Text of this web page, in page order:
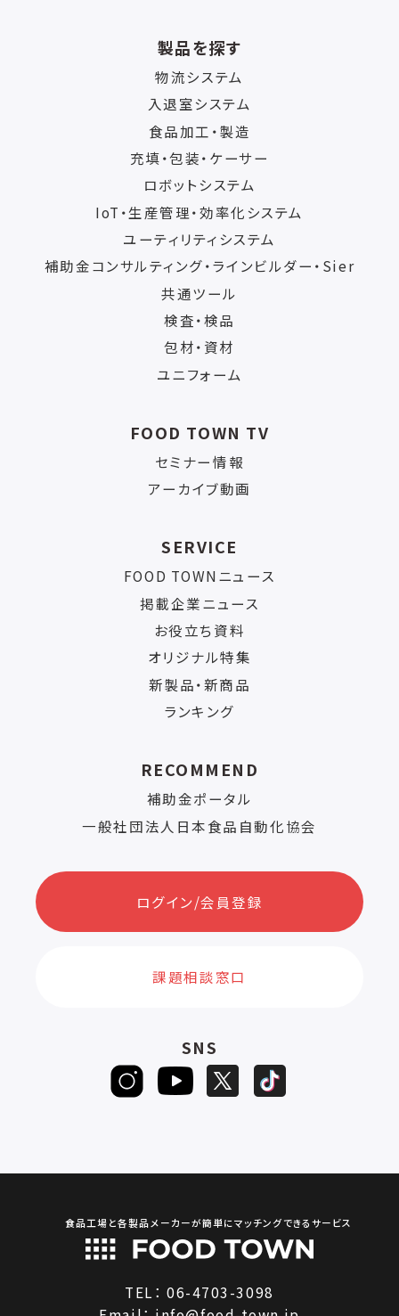
製品を探す
物流システム
入退室システム
食品加工・製造
充填・包装・ケーサー
ロボットシステム
IoT・生産管理・効率化システム
ユーティリティシステム
補助金コンサルティング・ラインビルダー・Sier
共通ツール
検査・検品
包材・資材
ユニフォーム
FOOD TOWN TV
セミナー情報
アーカイブ動画
SERVICE
FOOD TOWNニュース
掲載企業ニュース
お役立ち資料
オリジナル特集
新製品・新商品
ランキング
RECOMMEND
補助金ポータル
一般社団法人日本食品自動化協会
ログイン/会員登録
課題相談窓口
SNS
食品工場と各製品メーカーが簡単にマッチングできるサービス
TEL：06-4703-3098